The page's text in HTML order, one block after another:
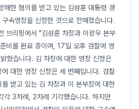
해한 혐의를 받고 있는 김성훈 대통령 경
속영장을 신청한 것으로 전해졌습니다.
브리핑에서 "김성훈 차장과 이광우 본부
비를 완료 중이며, 17일 오후 검찰에 영
혔습니다. 김 차장에 대한 영장 신청은
대한 영장 신청은 세 번째입니다. 검찰
받고 있는 김 차장과 이 본부장에 대한
각 3차례, 2차례 기각했습니다. 하지만